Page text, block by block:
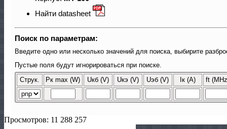
Найти datasheet
Поиск по параметрам:
Введите одно или несколько значений для поиска, выбирите
Пустые поля будут игнорироваться при поиске.
Струк. Pк max (W) Uкб (V) Uкэ (V) Uэб (V) Iк (A) ft
Просмотров: 11 288 257